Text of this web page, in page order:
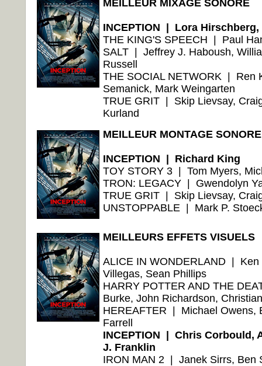
MEILLEUR MIXAGE SONORE
INCEPTION | Lora Hirschberg,
THE KING'S SPEECH | Paul
SALT | Jeffrey J. Haboush,
Russell
THE SOCIAL NETWORK | Ren
Semanick, Mark Weingarten
TRUE GRIT | Skip Lievsay,
Kurland
MEILLEUR MONTAGE SONORE
INCEPTION | Richard King
TOY STORY 3 | Tom Myers,
TRON: LEGACY | Gwendolyn
TRUE GRIT | Skip Lievsay,
UNSTOPPABLE | Mark P.
MEILLEURS EFFETS VISUELS
ALICE IN WONDERLAND | Ken
Villegas, Sean Phillips
HARRY POTTER AND THE
Burke, John Richardson,
HEREAFTER | Michael Owens,
Farrell
INCEPTION | Chris Corbould,
J. Franklin
IRON MAN 2 | Janek Sirrs, Ben